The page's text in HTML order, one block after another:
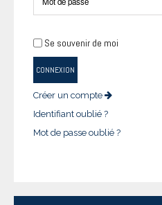
Se souvenir de moi
CONNEXION
Créer un compte
Identifiant oublié ?
Mot de passe oublié ?